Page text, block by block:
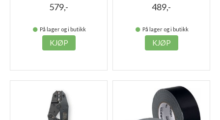
579,-
På lager og i butikk
KJØP
489,-
På lager og i butikk
KJØP